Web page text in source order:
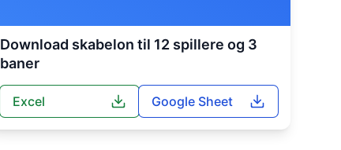
Download skabelon til 12 spillere og 3
baner
Excel Google Sheet